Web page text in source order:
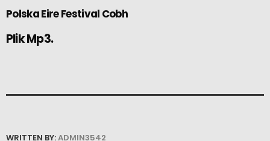
Polska Eire Festival Cobh
Plik Mp3.
WRITTEN BY:ADMIN3542